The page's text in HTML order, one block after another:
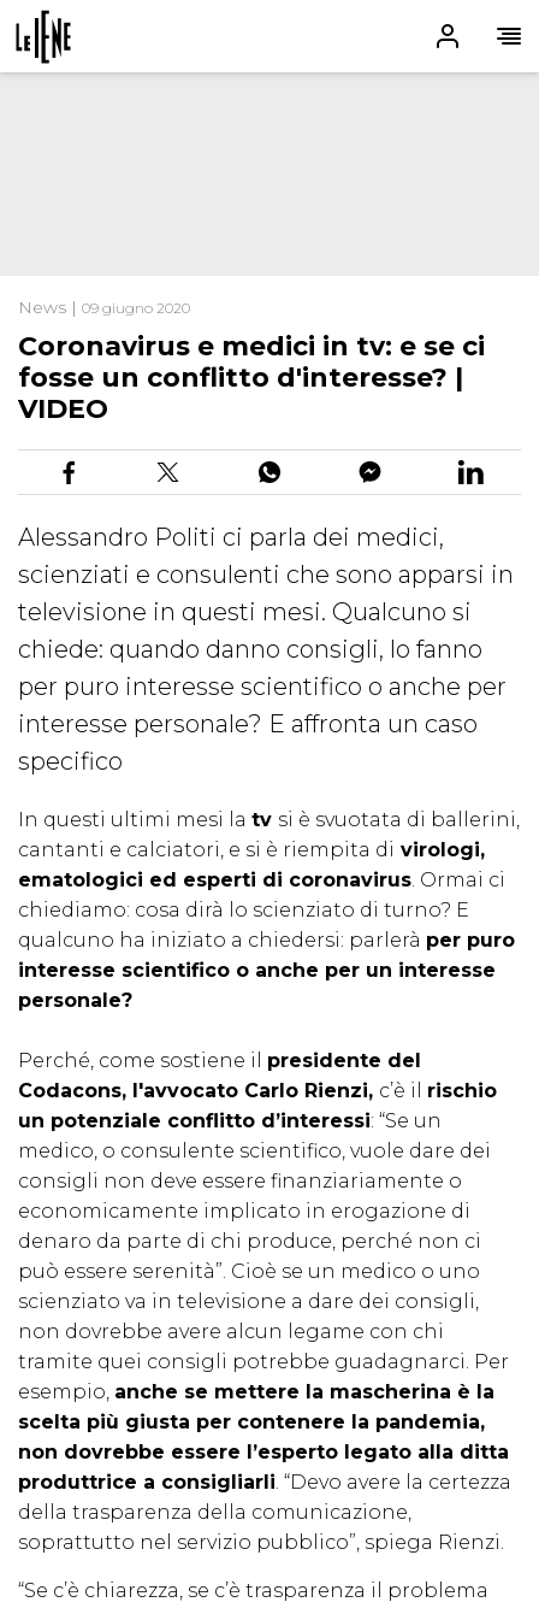
News | 09 giugno 2020
Coronavirus e medici in tv: e se ci
fosse un conflitto d'interesse? |
VIDEO
Alessandro Politi ci parla dei medici,
scienziati e consulenti che sono apparsi in
televisione in questi mesi. Qualcuno si
chiede: quando danno consigli, lo fanno
per puro interesse scientifico o anche per
interesse personale? E affronta un caso
specifico
In questi ultimi mesi la tv si è svuotata di ballerini,
cantanti e calciatori, e si è riempita di virologi,
ematologici ed esperti di coronavirus. Ormai ci
chiediamo: cosa dirà lo scienziato di turno? E
qualcuno ha iniziato a chiedersi: parlerà per puro
interesse scientifico o anche per un interesse
personale?
Perché, come sostiene il presidente del
Codacons, l'avvocato Carlo Rienzi, c’è il rischio
un potenziale conflitto d’interessi: “Se un
medico, o consulente scientifico, vuole dare dei
consigli non deve essere finanziariamente o
economicamente implicato in erogazione di
denaro da parte di chi produce, perché non ci
può essere serenità”. Cioè se un medico o uno
scienziato va in televisione a dare dei consigli,
non dovrebbe avere alcun legame con chi
tramite quei consigli potrebbe guadagnarci. Per
esempio, anche se mettere la mascherina è la
scelta più giusta per contenere la pandemia,
non dovrebbe essere l’esperto legato alla ditta
produttrice a consigliarli. “Devo avere la certezza
della trasparenza della comunicazione,
soprattutto nel servizio pubblico”, spiega Rienzi.
“Se c’è chiarezza, se c’è trasparenza il problema